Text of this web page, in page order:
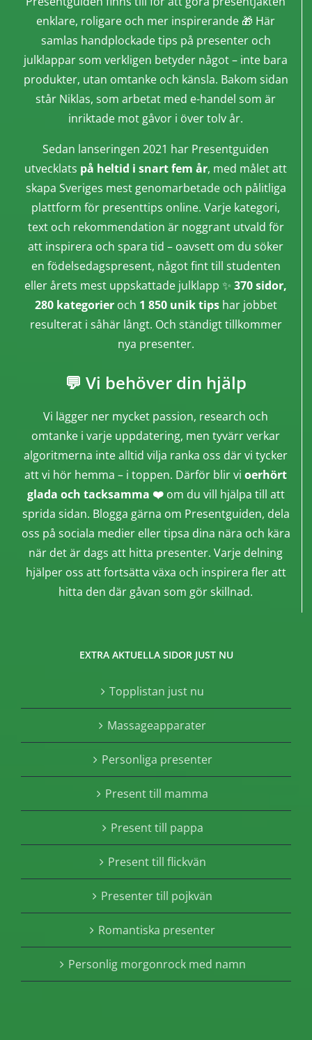
enklare, roligare och mer inspirerande 🎁 Här
samlas handplockade tips på presenter och
julklappar som verkligen betyder något – inte bara
produkter, utan omtanke och känsla. Bakom sidan
står Niklas, som arbetat med e-handel som är
inriktade mot gåvor i över tolv år.
Sedan lanseringen 2021 har Presentguiden
utvecklats på heltid i snart fem år, med målet att
skapa Sveriges mest genomarbetade och pålitliga
plattform för presenttips online. Varje kategori,
text och rekommendation är noggrant utvald för
att inspirera och spara tid – oavsett om du söker
en födelsedagspresent, något fint till studenten
eller årets mest uppskattade julklapp ✨ 370 sidor,
280 kategorieroch 1 850 unik tipshar jobbet
resulterat i såhär långt. Och ständigt tillkommer
nya presenter.
💬 Vi behöver din hjälp
Vi lägger ner mycket passion, research och
omtanke i varje uppdatering, men tyvärr verkar
algoritmerna inte alltid vilja ranka oss där vi tycker
att vi hör hemma – i toppen. Därför blir vi oerhört
glada och tacksamma ❤️om du vill hjälpa till att
sprida sidan. Blogga gärna om Presentguiden, dela
oss på sociala medier eller tipsa dina nära och kära
när det är dags att hitta presenter. Varje delning
hjälper oss att fortsätta växa och inspirera fler att
hitta den där gåvan som gör skillnad.
EXTRA AKTUELLA SIDOR JUST NU
Topplistan just nu
Massageapparater
Personliga presenter
Present till mamma
Present till pappa
Present till flickvän
Presenter till pojkvän
Romantiska presenter
Personlig morgonrock med namn